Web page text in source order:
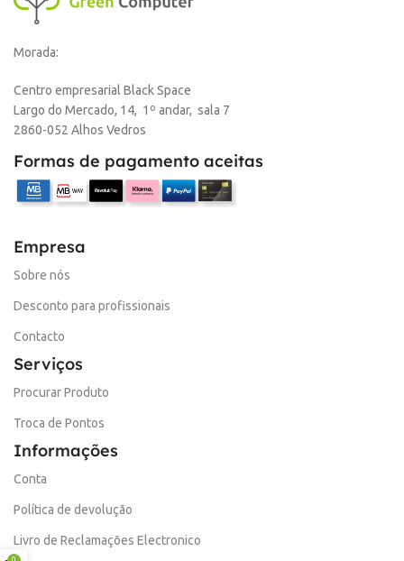
Morada:
Centro empresarial Black Space
Largo do Mercado, 14, 1º andar, sala 7
2860-052 Alhos Vedros
Formas de pagamento aceitas
Empresa
Sobre nós
Desconto para profissionais
Contacto
Serviços
Procurar Produto
Troca de Pontos
Informações
Conta
Política de devolução
Livro de Reclamações Electronico